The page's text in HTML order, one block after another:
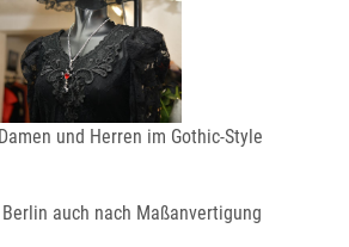
und Herren im Gothic-Style
auch nach Maßanvertigung